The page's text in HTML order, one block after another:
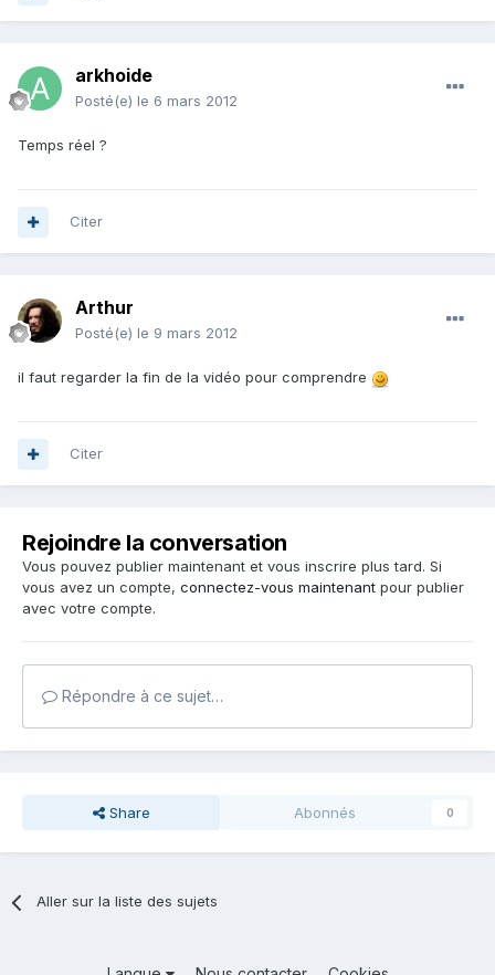
arkhoide
Posté(e) le 6 mars 2012
Temps réel ?
Citer
Arthur
Posté(e) le 9 mars 2012
il faut regarder la fin de la vidéo pour comprendre
Citer
Rejoindre la conversation
Vous pouvez publier maintenant et vous inscrire plus tard. Si
vous avez un compte, connectez-vous maintenant pour publier
avec votre compte.
Répondre à ce sujet…
Share Abonnés 0
Aller sur la liste des sujets